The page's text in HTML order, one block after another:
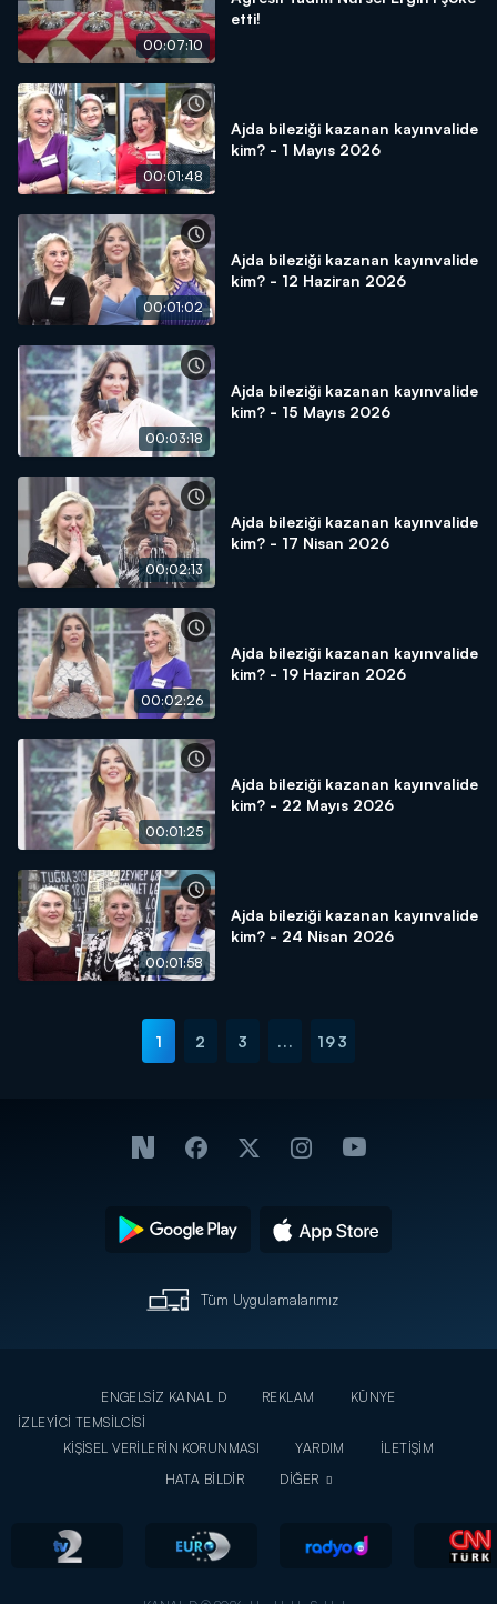
00:07:10
etti!
00:01:48
Ajda bileziği kazanan kayınvalide
kim? - 1 Mayıs 2026
00:01:02
Ajda bileziği kazanan kayınvalide
kim? - 12 Haziran 2026
00:03:18
Ajda bileziği kazanan kayınvalide
kim? - 15 Mayıs 2026
00:02:13
Ajda bileziği kazanan kayınvalide
kim? - 17 Nisan 2026
00:02:26
Ajda bileziği kazanan kayınvalide
kim? - 19 Haziran 2026
00:01:25
Ajda bileziği kazanan kayınvalide
kim? - 22 Mayıs 2026
00:01:58
Ajda bileziği kazanan kayınvalide
kim? - 24 Nisan 2026
1 2 3 ... 193
Tüm Uygulamalarımız
ENGELSİZ KANAL D REKLAM
KÜNYE
İZLEYİCİ TEMSİLCİSİ
KİŞİSEL VERİLERİN KORUNMASI
YARDIM
İLETİŞİM
HATA BİLDİR
DİĞER